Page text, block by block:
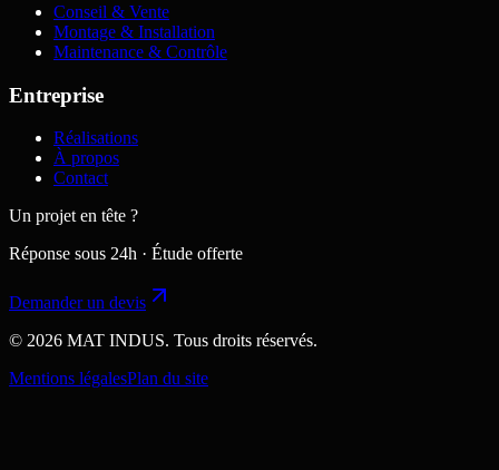
Conseil & Vente
Montage & Installation
Maintenance & Contrôle
Entreprise
Réalisations
À propos
Contact
Un projet en tête ?
Réponse sous 24h · Étude offerte
Demander un devis
© 2026 MAT INDUS. Tous droits réservés.
Mentions légalesPlan du site